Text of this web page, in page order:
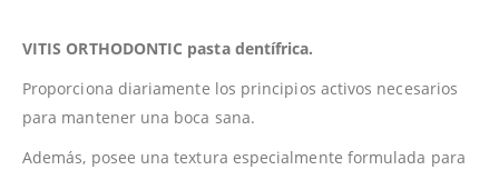
VITIS ORTHODONTIC pasta dentífrica.
Proporciona diariamente los principios activos necesarios
para mantener una boca sana.
Además, posee una textura especialmente formulada para